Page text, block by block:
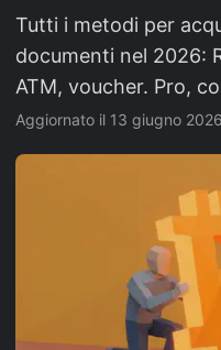
Tutti i metodi per
documenti nel 2026:
ATM, voucher. Pro,
Aggiornato il 13 giugno 2026